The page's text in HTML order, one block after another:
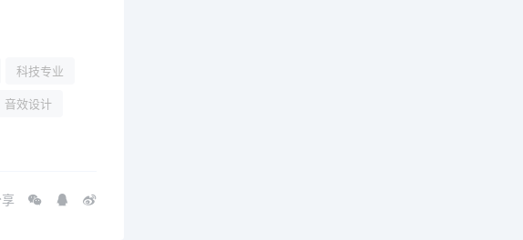
科技专业
音效设计